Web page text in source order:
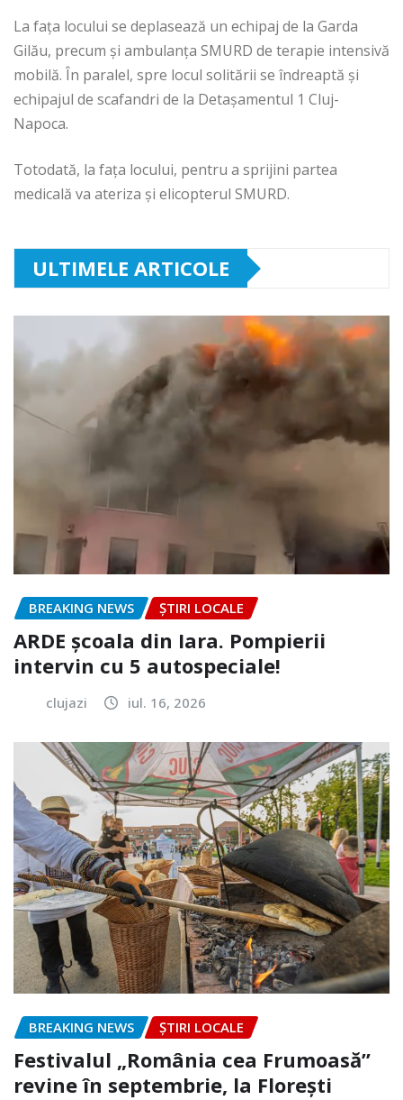
La fața locului se deplasează un echipaj de la Garda
Gilău, precum și ambulanța SMURD de terapie intensivă
mobilă. În paralel, spre locul solitării se îndreaptă și
echipajul de scafandri de la Detașamentul 1 Cluj-
Napoca.
Totodată, la fața locului, pentru a sprijini partea
medicală va ateriza și elicopterul SMURD.
ULTIMELE ARTICOLE
BREAKING NEWS ȘTIRI LOCALE
ARDE școala din Iara. Pompierii
intervin cu 5 autospeciale!
clujazi iul. 16, 2026
BREAKING NEWS ȘTIRI LOCALE
Festivalul „România cea Frumoasă”
revine în septembrie, la Florești